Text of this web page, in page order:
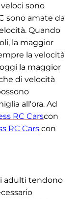
sono
sono amate da
Quando
la maggior
la velocità
la maggior
di velocità
all'ora. Ad
RC Carscon
RC Cars con
adulti tendono